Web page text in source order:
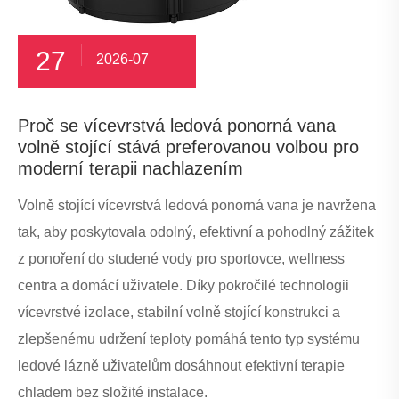
27 2026-07
Proč se vícevrstvá ledová ponorná vana
volně stojící stává preferovanou volbou pro
moderní terapii nachlazením
Volně stojící vícevrstvá ledová ponorná vana je navržena
tak, aby poskytovala odolný, efektivní a pohodlný zážitek
z ponoření do studené vody pro sportovce, wellness
centra a domácí uživatele. Díky pokročilé technologii
vícevrstvé izolace, stabilní volně stojící konstrukci a
zlepšenému udržení teploty pomáhá tento typ systému
ledové lázně uživatelům dosáhnout efektivní terapie
chladem bez složité instalace.